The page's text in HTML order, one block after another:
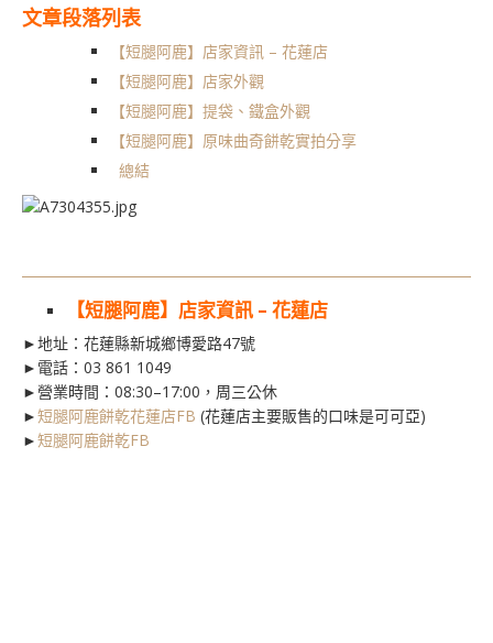
文章段落列表
【短腿阿鹿】店家資訊 – 花蓮店
【短腿阿鹿】店家外觀
【短腿阿鹿】提袋、鐵盒外觀
【短腿阿鹿】原味曲奇餅乾實拍分享
總結
【短腿阿鹿】店家資訊 – 花蓮店
►地址：花蓮縣新城鄉博愛路47號
►電話： 03 861 1049
►營業時間：08:30–17:00，周三公休
►短腿阿鹿餅乾花蓮店FB (花蓮店主要販售的口味是可可亞)
►短腿阿鹿餅乾FB